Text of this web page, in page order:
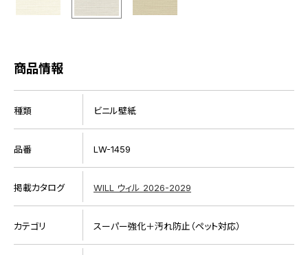
商品情報
種類 ビニル壁紙
品番 LW-1459
掲載カタログ WILL ウィル 2026-2029
カテゴリ スーパー強化＋汚れ防止（ペット対応）